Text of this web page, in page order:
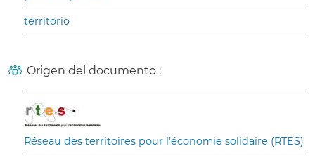
territorio
Origen del documento :
Réseau des territoires pour l’économie solidaire (RTES)